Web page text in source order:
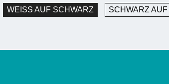
WEISS AUF SCHWARZ SCHWARZ AUF